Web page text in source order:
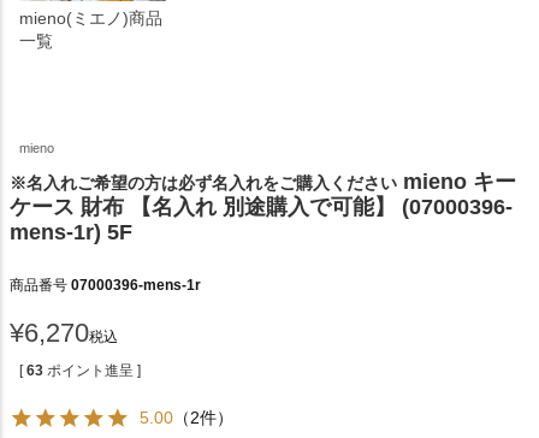
mieno(ミエノ)商品
一覧
mieno
※名入れご希望の方は必ず名入れをご購入ください mieno キー
ケース 財布 【名入れ 別途購入で可能】 (07000396-
mens-1r) 5F
商品番号 07000396-mens-1r
¥6,270税込
[ 63 ポイント進呈 ]
5.00 （2件）